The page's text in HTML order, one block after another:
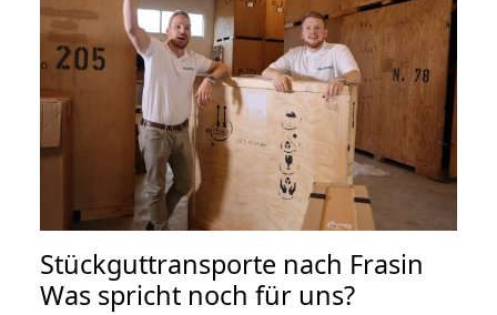
Stückguttransporte nach Frasin
Was spricht noch für uns?